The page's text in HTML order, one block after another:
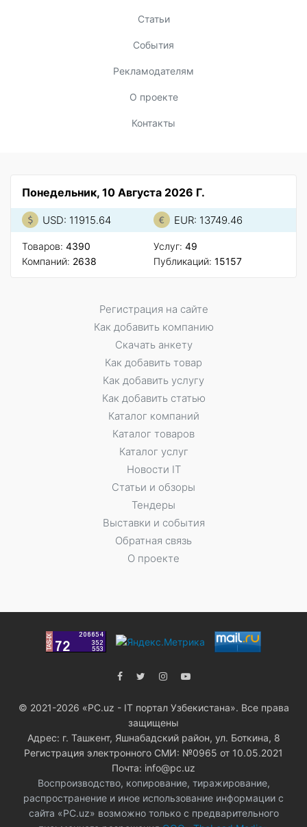
Статьи
События
Рекламодателям
О проекте
Контакты
Понедельник, 10 Августа 2026 Г.
USD: 11915.64 EUR: 13749.46
Товаров: 4390
Компаний: 2638
Услуг: 49
Публикаций: 15157
Регистрация на сайте
Как добавить компанию
Скачать анкету
Как добавить товар
Как добавить услугу
Как добавить статью
Каталог компаний
Каталог товаров
Каталог услуг
Новости IT
Статьи и обзоры
Тендеры
Выставки и события
Обратная связь
О проекте
© 2021-2026 «PC.uz - IT портал Узбекистана». Все права
защищены
Адрес: г. Ташкент, Яшнабадский район, ул. Боткина, 8
Регистрация электронного СМИ: №0965 от 10.05.2021
Почта: info@pc.uz
Воспроизводство, копирование, тиражирование,
распространение и иное использование информации с
сайта «PC.uz» возможно только с предварительного